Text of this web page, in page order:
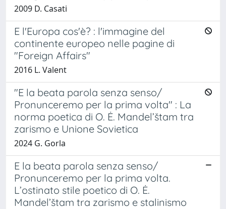
2009 D. Casati
E l'Europa cos'è? : l'immagine del
continente europeo nelle pagine di
"Foreign Affairs"
2016 L. Valent
"E la beata parola senza senso/
Pronunceremo per la prima volta" : La
norma poetica di O. Ė. Mandel’štam tra
zarismo e Unione Sovietica
2024 G. Gorla
E la beata parola senza senso/
Pronunceremo per la prima volta.
L’ostinato stile poetico di O. Ė.
Mandel’štam tra zarismo e stalinismo